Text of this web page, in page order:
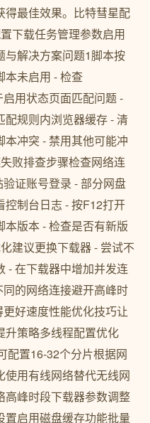
得最佳效果。比特彗星配
下载任务管理参数启用
解决方案问题1脚本按
本未启用 - 检查
用状态页面匹配问题 -
规则内浏览器缓存 - 清
冲突 - 禁用其他可能冲
败排查步骤检查网络连
证账号登录 - 部分网盘
控制台日志 - 按F12打开
版本 - 检查是否有新版
建议更换下载器 - 尝试不
- 在下载器中增加并发连
的网络连接避开高峰时
好速度性能优化技巧让
升策略多线程配置优化
配置16-32个分片根据网
用有线网络替代无线网
高峰时段下载器参数调整
启用磁盘缓存功能批量